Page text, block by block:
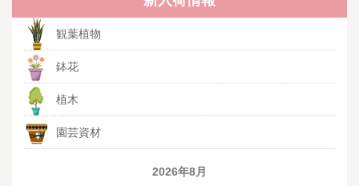
観葉植物
鉢花
植木
園芸資材
2026年8月